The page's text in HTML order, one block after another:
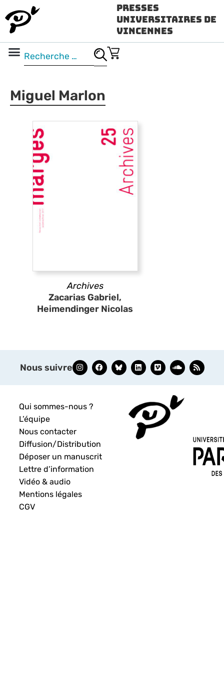
Presses
Universitaires de
Vincennes
Miguel Marlon
Archives
Zacarias Gabriel,
Heimendinger Nicolas
Nous suivre
Qui sommes-nous ?
L’équipe
Nous contacter
Diffusion/Distribution
Déposer un manuscrit
Lettre d’information
Vidéo & audio
Mentions légales
CGV